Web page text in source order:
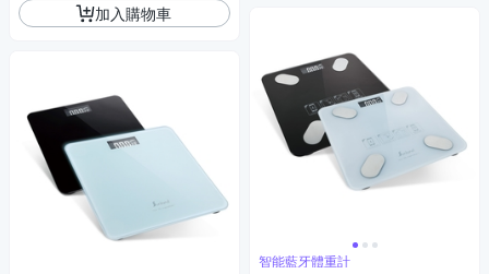
加入購物車
智能藍牙體重計